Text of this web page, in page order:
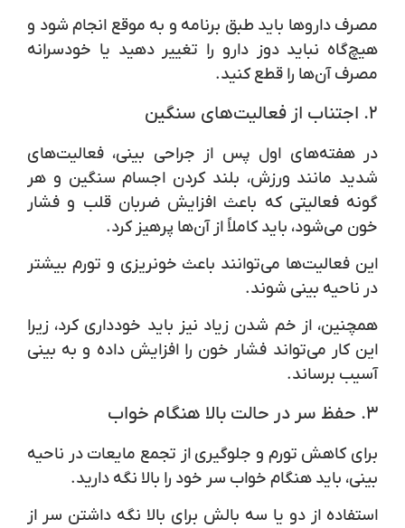
مصرف داروها باید طبق برنامه و به موقع انجام شود و
هیچ‌گاه نباید دوز دارو را تغییر دهید یا خودسرانه
مصرف آن‌ها را قطع کنید.
۲. اجتناب از فعالیت‌های سنگین
در هفته‌های اول پس از جراحی بینی، فعالیت‌های
شدید مانند ورزش، بلند کردن اجسام سنگین و هر
گونه فعالیتی که باعث افزایش ضربان قلب و فشار
خون می‌شود، باید کاملاً از آن‌ها پرهیز کرد.
این فعالیت‌ها می‌توانند باعث خونریزی و تورم بیشتر
در ناحیه بینی شوند.
همچنین، از خم شدن زیاد نیز باید خودداری کرد، زیرا
این کار می‌تواند فشار خون را افزایش داده و به بینی
آسیب برساند.
۳. حفظ سر در حالت بالا هنگام خواب
برای کاهش تورم و جلوگیری از تجمع مایعات در ناحیه
بینی، باید هنگام خواب سر خود را بالا نگه دارید.
استفاده از دو یا سه بالش برای بالا نگه داشتن سر از